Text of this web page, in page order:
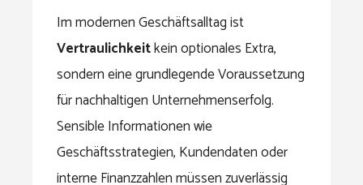
Im modernen Geschäftsalltag ist
Vertraulichkeitkein optionales Extra,
sondern eine grundlegende Voraussetzung
für nachhaltigen Unternehmenserfolg.
Sensible Informationen wie
Geschäftsstrategien, Kundendaten oder
interne Finanzzahlen müssen zuverlässig